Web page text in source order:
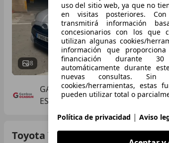
8
GAMBOA OCASION
ES-28914 MADRID
Toyota Yaris
uso del sitio web, ya que no
en visitas posteriores.
transmitirá información
concesionarios con los que
utilizan algunas cookies/
información que
financiación durante
automáticamente durante
nuevas consultas.
cookies/herramientas, estas
pueden utilizar total o
Política de privacidad | Aviso